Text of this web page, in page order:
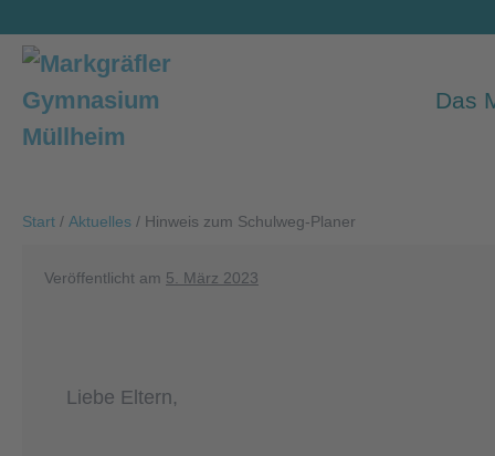
Inhalt
springen
Das
Start / Aktuelles / Hinweis zum Schulweg-Planer
Veröffentlicht am 5. März 2023
Liebe Eltern,